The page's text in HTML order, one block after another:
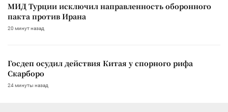
МИД Турции исключил направленность оборонного
пакта против Ирана
20 минут назад
Госдеп осудил действия Китая у спорного рифа
Скарборо
24 минуты назад